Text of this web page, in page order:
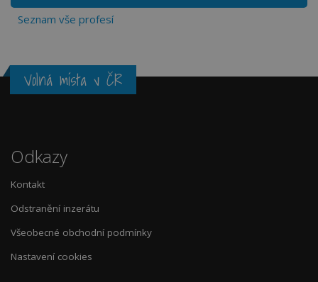
Seznam vše profesí
Volná místa v ČR
Odkazy
Kontakt
Odstranění inzerátu
Všeobecné obchodní podmínky
Nastavení cookies